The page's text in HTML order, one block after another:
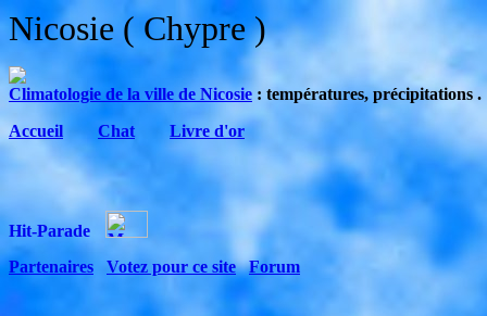
Nicosie ( Chypre )
Climatologie de la ville de Nicosie : températures, précipitations .
Accueil
Chat Livre d'or
Partenaires Votez pour ce site Forum